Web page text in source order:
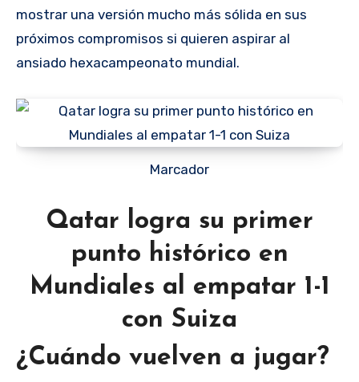
mostrar una versión mucho más sólida en sus
próximos compromisos si quieren aspirar al
ansiado hexacampeonato mundial.
Marcador
Qatar logra su primer
punto histórico en
Mundiales al empatar 1-1
con Suiza
¿Cuándo vuelven a jugar?